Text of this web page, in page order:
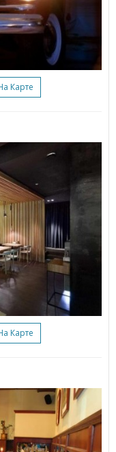
Карте
Карте